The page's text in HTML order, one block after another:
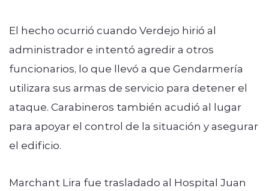
El hecho ocurrió cuando Verdejo hirió al
administrador e intentó agredir a otros
funcionarios, lo que llevó a que Gendarmería
utilizara sus armas de servicio para detener el
ataque. Carabineros también acudió al lugar
para apoyar el control de la situación y asegurar
el edificio.
Marchant Lira fue trasladado al Hospital Juan